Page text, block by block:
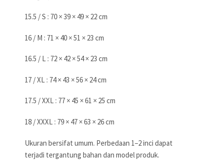
15.5 / S : 70 × 39 × 49 × 22 cm
16 / M : 71 × 40 × 51 × 23 cm
16.5 / L : 72 × 42 × 54 × 23 cm
17 / XL : 74 × 43 × 56 × 24 cm
17.5 / XXL : 77 × 45 × 61 × 25 cm
18 / XXXL : 79 × 47 × 63 × 26 cm
Ukuran bersifat umum. Perbedaan 1–2 inci dapat
terjadi tergantung bahan dan model produk.